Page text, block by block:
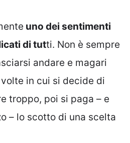
uno dei sentimenti
di tutti. Non è sempre
andare e magari
in cui si decide di
troppo, poi si paga – e
– lo scotto di una scelta